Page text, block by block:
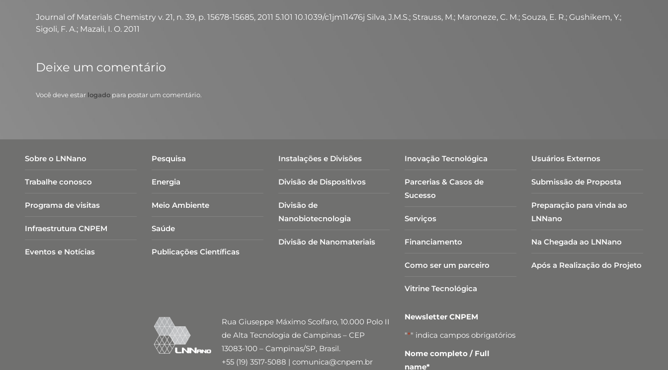
Journal of Materials Chemistry v. 21, n. 39, p. 15678-15685, 2011 5.101 10.1039/c1jm11476j Silva, J.M.S.; Strauss, M.; Maroneze, C. M.; Souza, E. R.; Gushikem, Y.;
Sigoli, F. A.; Mazali, I. O. 2011
Deixe um comentário
Você deve estar logado para postar um comentário.
Sobre o LNNano
Trabalhe conosco
Programa de visitas
Infraestrutura CNPEM
Eventos e Notícias
Pesquisa
Energia
Meio Ambiente
Saúde
Publicações Científicas
Instalações e Divisões
Divisão de Dispositivos
Divisão de
Nanobiotecnologia​
Divisão de Nanomateriais
Inovação Tecnológica
Parcerias & Casos de
Sucesso
Serviços
Financiamento
Como ser um parceiro
Vitrine Tecnológica
Usuários Externos
Submissão de Proposta
Preparação para vinda ao
LNNano
Na Chegada ao LNNano
Após a Realização do Projeto
Rua Giuseppe Máximo Scolfaro, 10.000 Polo II
de Alta Tecnologia de Campinas – CEP
13083-100 – Campinas/SP, Brasil.
+55 (19) 3517-5088 | comunica@cnpem.br
Newsletter CNPEM
"*" indica campos obrigatórios
Nome completo / Full
name*